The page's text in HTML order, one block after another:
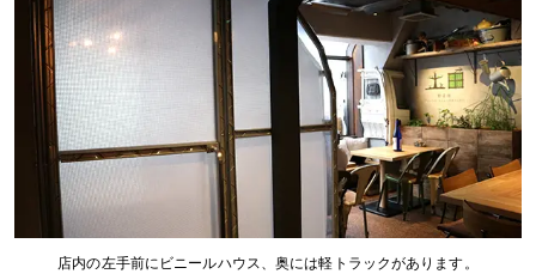
店内の左手前にビニールハウス、奥には軽トラックがあります。